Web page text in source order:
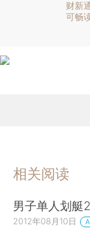
财新
可畅
相关阅读
男子单人划艇
2012年08月10日